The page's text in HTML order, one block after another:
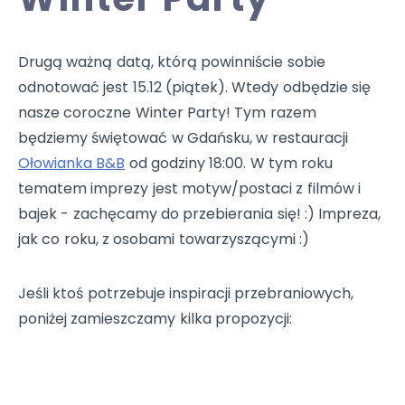
Drugą ważną datą, którą powinniście sobie
odnotować jest 15.12 (piątek). Wtedy odbędzie się
nasze coroczne Winter Party! Tym razem
będziemy świętować w Gdańsku, w restauracji
Ołowianka B&B od godziny 18:00. W tym roku
tematem imprezy jest motyw/postaci z filmów i
bajek - zachęcamy do przebierania się! :) Impreza,
jak co roku, z osobami towarzyszącymi :)
Jeśli ktoś potrzebuje inspiracji przebraniowych,
poniżej zamieszczamy kilka propozycji: